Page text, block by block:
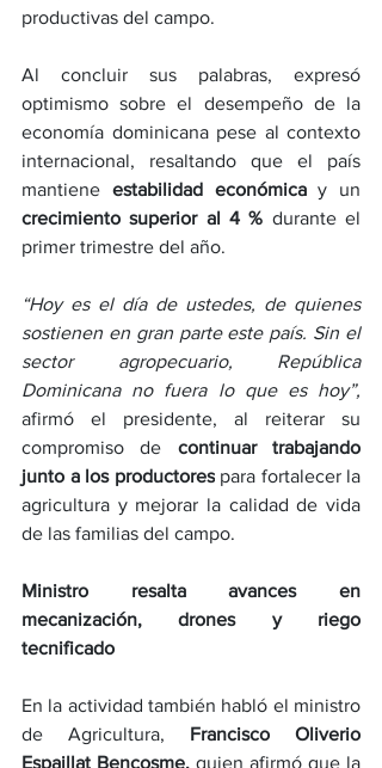
productivas del campo.
Al concluir sus palabras, expresó
optimismo sobre el desempeño de la
economía dominicana pese al contexto
internacional, resaltando que el país
mantiene estabilidad económica
crecimiento superior al 4 % durante el
primer trimestre del año.
“Hoy es el día de ustedes, de quienes
sostienen en gran parte este país. Sin el
sector agropecuario, República
Dominicana no fuera lo que es hoy”,
afirmó el presidente, al reiterar su
compromiso de continuar trabajando
junto a los productores para fortalecer la
agricultura y mejorar la calidad de vida
de las familias del campo.
Ministro resalta avances en
mecanización, drones y riego
tecnificado
En la actividad también habló el ministro
de Agricultura, Francisco Oliverio
Espaillat Bencosme, quien afirmó que la